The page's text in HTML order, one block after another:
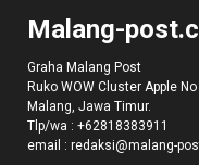
Malang-
Graha Malang Post
Ruko WOW Cluster Apple
Malang, Jawa Timur.
Tlp/wa : +62818383911
email : redaksi@malang-